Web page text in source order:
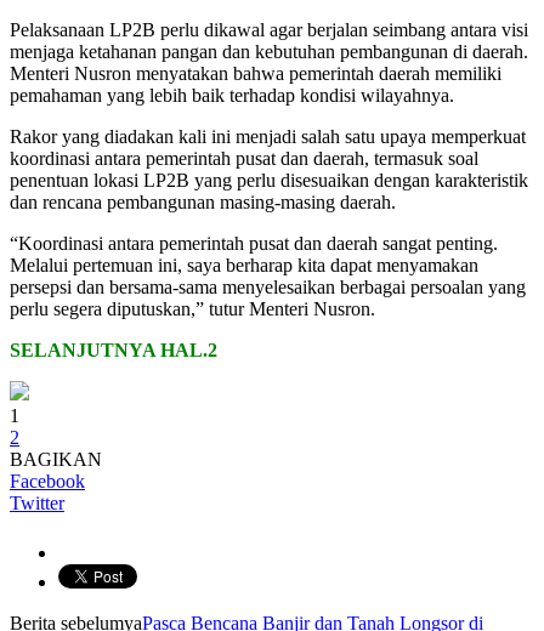
Pelaksanaan LP2B perlu dikawal agar berjalan seimbang antara visi
menjaga ketahanan pangan dan kebutuhan pembangunan di daerah.
Menteri Nusron menyatakan bahwa pemerintah daerah memiliki
pemahaman yang lebih baik terhadap kondisi wilayahnya.
Rakor yang diadakan kali ini menjadi salah satu upaya memperkuat
koordinasi antara pemerintah pusat dan daerah, termasuk soal
penentuan lokasi LP2B yang perlu disesuaikan dengan karakteristik
dan rencana pembangunan masing-masing daerah.
“Koordinasi antara pemerintah pusat dan daerah sangat penting.
Melalui pertemuan ini, saya berharap kita dapat menyamakan
persepsi dan bersama-sama menyelesaikan berbagai persoalan yang
perlu segera diputuskan,” tutur Menteri Nusron.
SELANJUTNYA HAL.2
1
2
BAGIKAN
Facebook
Twitter
Berita sebelumyaPasca Bencana Banjir dan Tanah Longsor di